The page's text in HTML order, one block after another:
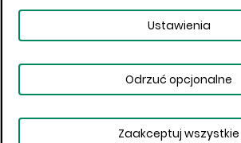
Copyright © 2026 BOŚ | BOSSA.PL
Warunki korzystania
Dane osobowe
Ustawienia
Odrzuć opcjonalne
Zaakceptuj wszystkie